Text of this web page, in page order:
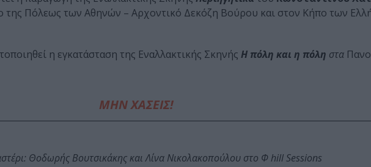
της Πόλεως των Αθηνών – Αρχοντικό Δεκόζη Βούρου και στον Κήπο των
η εγκατάσταση της Εναλλακτικής Σκηνής Η πόλη και η πόλη στα
ΜΗΝ ΧΑΣΕΙΣ!
Θοδωρής Βουτσικάκης και Λίνα Νικολακοπούλου στο Φ hill Sessions